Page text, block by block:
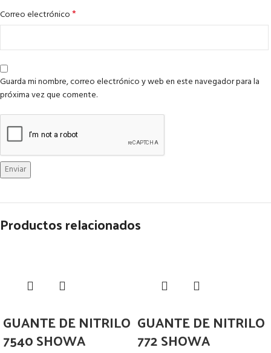
Correo electrónico*
Guarda mi nombre, correo electrónico y web en este navegador para la
próxima vez que comente.
Productos relacionados
GUANTE DE NITRILO
7540 SHOWA
GUANTE DE NITRILO
772 SHOWA